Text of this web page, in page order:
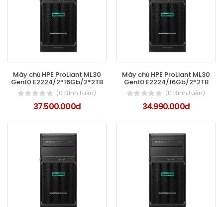
Máy chủ HPE ProLiant ML30
Gen10 E2224/2*16Gb/2*2TB
(0 Bình Luận)
37.500.000đ
Máy chủ HPE ProLiant ML30
Gen10 E2224/16Gb/2*2TB
(0 Bình Luận)
34.990.000đ